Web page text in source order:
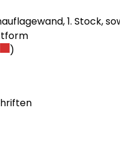
1. Stock,
Link wird in
)